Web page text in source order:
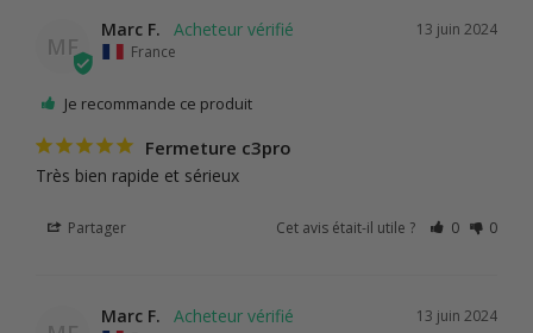
MF
13 juin 2024
Marc F.
France
Je recommande ce produit
Fermeture c3pro
Très bien rapide et sérieux
Partager Cet avis était-il utile ? 0 0
13 juin 2024
Marc F.